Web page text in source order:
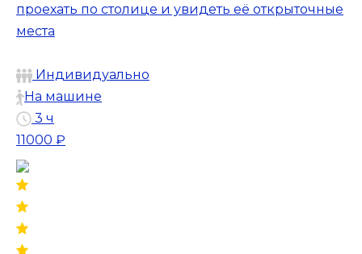
проехать по столице и увидеть её открыточные
места
Индивидуально
На машине
3 ч
11000 ₽